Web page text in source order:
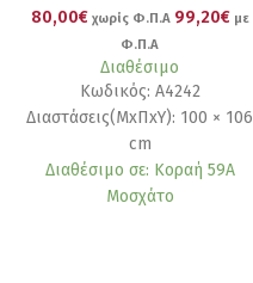
80,00€ χωρίς Φ.Π.Α 99,20€ με
Φ.Π.Α
Διαθέσιμο
Κωδικός: Α4242
Διαστάσεις(ΜxΠxΥ): 100 × 106
cm
Διαθέσιμο σε: Κοραή 59Α
Μοσχάτο